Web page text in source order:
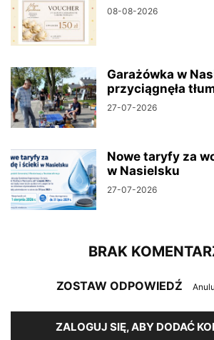
08-08-2026
Garażówka w
przyciągnęła
27-07-2026
Nowe taryfy za
w Nasielsku
27-07-2026
BRAK
ZOSTAW ODPOWIEDŹ
ZALOGUJ SIĘ, ABY DODAĆ